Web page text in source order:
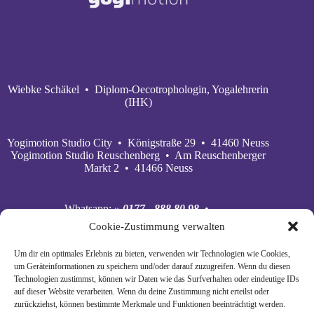
Cookie-Zustimmung verwalten
Um dir ein optimales Erlebnis zu bieten, verwenden wir Technologien wie Cookies,
um Geräteinformationen zu speichern und/oder darauf zuzugreifen. Wenn du diesen
Technologien zustimmst, können wir Daten wie das Surfverhalten oder eindeutige IDs
auf dieser Website verarbeiten. Wenn du deine Zustimmung nicht erteilst oder
zurückziehst, können bestimmte Merkmale und Funktionen beeinträchtigt werden.
Wiebke Schäkel • Diplom-Oecotrophologin, Yogalehrerin
(IHK)
Yogimotion Studio City • Königstraße 29 • 41460 Neuss
Yogimotion Studio Reuschenberg • Am Reuschenberger
Markt 2 • 41466 Neuss
Whatsapp:» 0177 - 888 80 98•
Mobil:
» 0177 - 888 80 98
E‑Mail:» wiebke@yogimotion.de•
Youtube:» yogimotion• XING:» Wiebke Schäkel